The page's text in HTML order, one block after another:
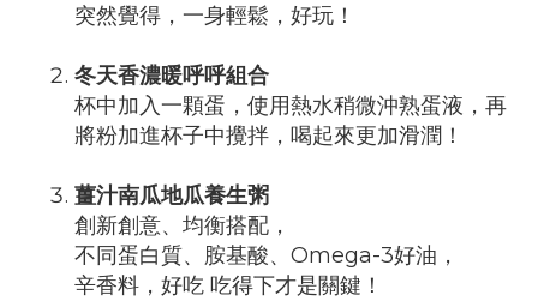
突然覺得，一身輕鬆，好玩！
冬天香濃暖呼呼組合
杯中加入一顆蛋，使用熱水稍微沖熟蛋液，再
將粉加進杯子中攪拌，喝起來更加滑潤！
薑汁南瓜地瓜養生粥
創新創意、均衡搭配，
不同蛋白質、胺基酸、Omega-3好油，
辛香料，好吃 吃得下才是關鍵！